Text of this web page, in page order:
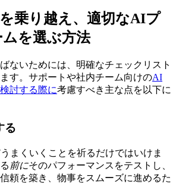
乗り越え、適切なAIプ
を選ぶ方法
ないためには、明確なチェックリスト
す。サポートや社内チーム向けのAI
討する際に考慮すべき主な点を以下に
る
まくいくことを祈るだけではいけま
前にそのパフォーマンスをテストし、
頼を築き、物事をスムーズに進めるた